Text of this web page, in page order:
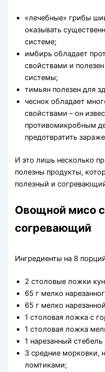
«лечебные» грибы
оказывать
системе;
имбирь обладает
свойствами и
системы;
тимьян полезен для
чеснок обладает
свойствами – он
противомикробным
предотвратить
И это лишь несколько
полезны продукты,
полезный и
Овощной мисо
согревающий
Ингредиенты на 8
2 столовые ложки
65 г мелко
65 г мелко
1 столовая ложка с
1 столовая ложка
1 нарезанный стебель
3 средние морковки,
ломтиками;